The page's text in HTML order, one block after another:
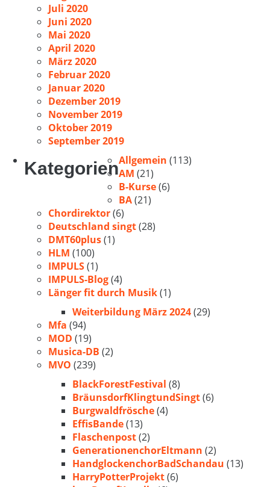
Juli 2020
Juni 2020
Mai 2020
April 2020
März 2020
Februar 2020
Januar 2020
Dezember 2019
November 2019
Oktober 2019
September 2019
KategorienAllgemein (113)
AM (21)
B-Kurse(6)
BA(21)
Chordirektor(6)
Deutschland singt(28)
DMT60plus(1)
HLM (100)
IMPULS(1)
IMPULS-Blog(4)
Länger fit durch Musik(1)
Weiterbildung März 2024(29)
Mfa (94)
MOD (19)
Musica-DB (2)
MVO (239)
BlackForestFestival (8)
BräunsdorfKlingtundSingt(6)
Burgwaldfrösche(4)
EffisBande(13)
Flaschenpost(2)
GenerationenchorEltmann (2)
HandglockenchorBadSchandau (13)
HarryPotterProjekt(6)